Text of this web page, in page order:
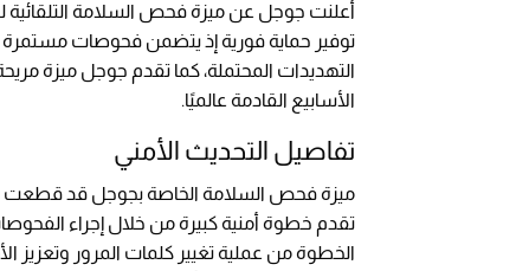
أعلنت جوجل عن ميزة فحص السلامة
توفير حماية فورية إذ يتضمن فحوصات مستمرة
التهديدات المحتملة، كما تقدم جوجل ميزة
الأسابيع القادمة عالميًا.
تفاصيل التحديث الأمني
ميزة فحص السلامة الخاصة بجوجل قد قطعت
تقدم خطوة أمنية كبيرة من خلال إجراء
الخطوة من عملية تغيير كلمات المرور وتعزيز